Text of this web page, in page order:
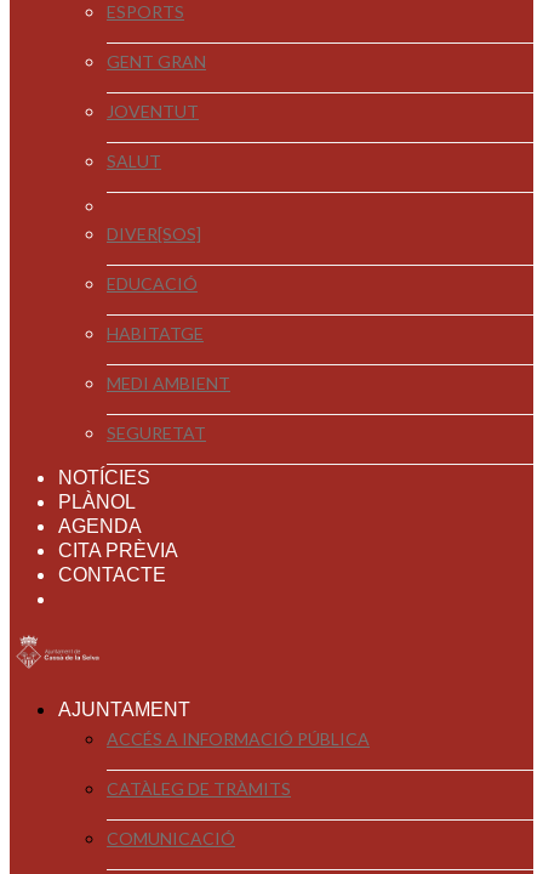
ESPORTS
GENT GRAN
JOVENTUT
SALUT
DIVER[SOS]
EDUCACIÓ
HABITATGE
MEDI AMBIENT
SEGURETAT
NOTÍCIES
PLÀNOL
AGENDA
CITA PRÈVIA
CONTACTE
AJUNTAMENT
ACCÉS A INFORMACIÓ PÚBLICA
CATÀLEG DE TRÀMITS
COMUNICACIÓ